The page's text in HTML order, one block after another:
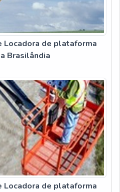
Locadora de plataforma
Brasilândia
Locadora de plataforma